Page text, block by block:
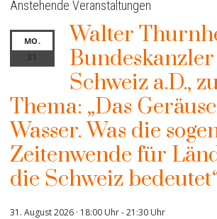
Anstehende Veranstaltungen
MO.
31
Walter
Schweiz a.D.,
Thema: „Das
Wasser. Was die
Zeitenwende für
die Schweiz
31. August 2026 · 18:00 Uhr-21:30 Uhr